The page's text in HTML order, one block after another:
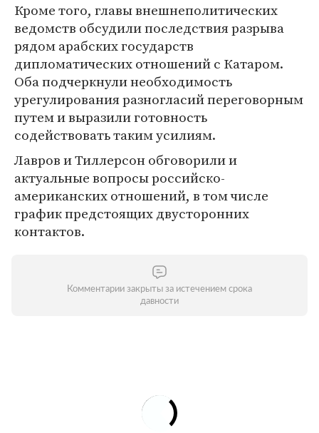
Кроме того, главы внешнеполитических
ведомств обсудили последствия разрыва
рядом арабских государств
дипломатических отношений с Катаром.
Оба подчеркнули необходимость
урегулирования разногласий переговорным
путем и выразили готовность
содействовать таким усилиям.
Лавров и Тиллерсон обговорили и
актуальные вопросы российско-
американских отношений, в том числе
график предстоящих двусторонних
контактов.
Комментарии закрыты за истечением срока
давности